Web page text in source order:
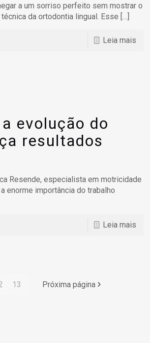
a um sorriso perfeito sem mostrar o
da ortodontia lingual. Esse […]
Leia mais
evolução do
resultados
Resende, especialista em motricidade
enorme importância do trabalho
Leia mais
13 Próxima página